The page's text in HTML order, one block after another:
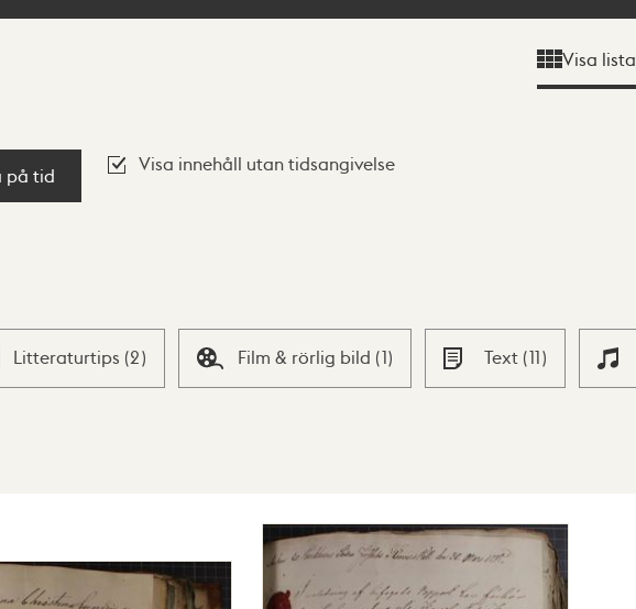
Visa lista
på tid
Visa innehåll utan tidsangivelse
Litteraturtips (2) Film & rörlig bild (1) Text (11)